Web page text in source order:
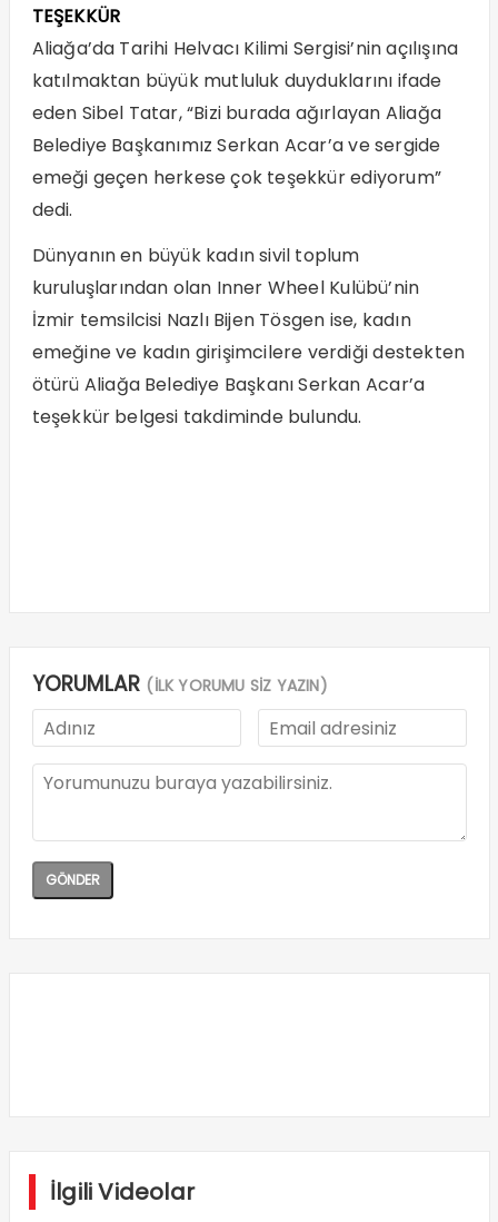
TEŞEKKÜR
Aliağa’da Tarihi Helvacı Kilimi Sergisi’nin açılışına
katılmaktan büyük mutluluk duyduklarını ifade
eden Sibel Tatar, “Bizi burada ağırlayan Aliağa
Belediye Başkanımız Serkan Acar’a ve sergide
emeği geçen herkese çok teşekkür ediyorum”
dedi.
Dünyanın en büyük kadın sivil toplum
kuruluşlarından olan Inner Wheel Kulübü’nin
İzmir temsilcisi Nazlı Bijen Tösgen ise, kadın
emeğine ve kadın girişimcilere verdiği destekten
ötürü Aliağa Belediye Başkanı Serkan Acar’a
teşekkür belgesi takdiminde bulundu.
YORUMLAR (İLK YORUMU SİZ YAZIN)
İlgili Videolar